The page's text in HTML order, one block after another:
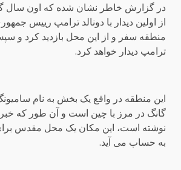
در گزارش خاطر نشان شده که اون سال
از اولین دیدار با دونالد ترامپ رییس
منطقه سفر و از این محل بازدید کرد و
ترامپ دیدار خواهد کرد.
این منطقه در واقع یک بخش به نام
گانگ در مرز با چین است و آن طور که
نوشته است، این مکان یک محل مقدس
به حساب می آید.